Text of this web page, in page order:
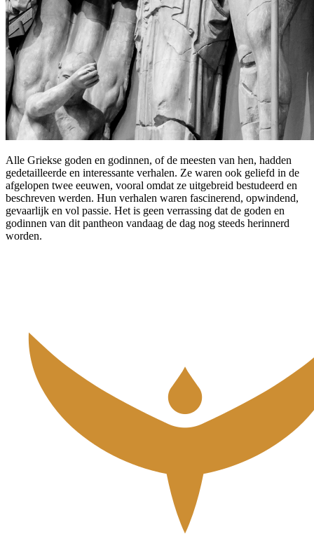
Alle Griekse goden en godinnen, of de meesten van hen, hadden
gedetailleerde en interessante verhalen. Ze waren ook geliefd in de
afgelopen twee eeuwen, vooral omdat ze uitgebreid bestudeerd en
beschreven werden. Hun verhalen waren fascinerend, opwindend,
gevaarlijk en vol passie. Het is geen verrassing dat de goden en
godinnen van dit pantheon vandaag de dag nog steeds herinnerd
worden.